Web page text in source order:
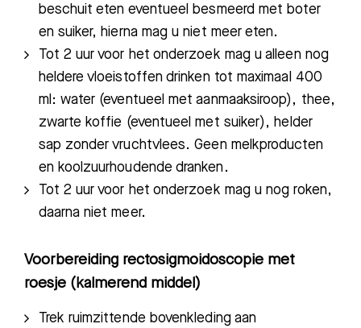
beschuit eten eventueel besmeerd met boter
en suiker, hierna mag u niet meer eten.
Tot 2 uur voor het onderzoek mag u alleen nog
heldere vloeistoffen drinken tot maximaal 400
ml: water (eventueel met aanmaaksiroop), thee,
zwarte koffie (eventueel met suiker), helder
sap zonder vruchtvlees. Geen melkproducten
en koolzuurhoudende dranken.
Tot 2 uur voor het onderzoek mag u nog roken,
daarna niet meer.
Voorbereiding rectosigmoidoscopie met
roesje (kalmerend middel)
Trek ruimzittende bovenkleding aan